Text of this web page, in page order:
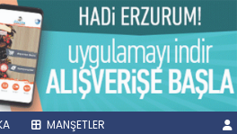
MANŞETLER